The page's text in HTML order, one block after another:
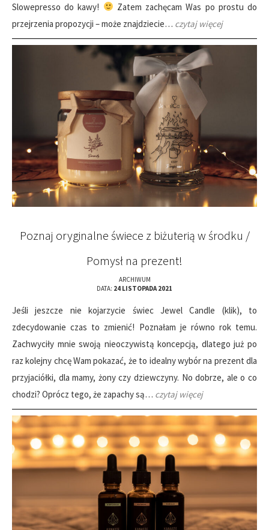
Slowepresso do kawy!
Zatem zachęcam Was po prostu do
przejrzenia propozycji – może znajdziecie… czytaj więcej
Poznaj oryginalne świece z biżuterią w środku /
Pomysł na prezent!
ARCHIWUM
DATA: 24 LISTOPADA 2021
Jeśli jeszcze nie kojarzycie świec Jewel Candle (klik), to
zdecydowanie czas to zmienić! Poznałam je równo rok temu.
Zachwyciły mnie swoją nieoczywistą koncepcją, dlatego już po
raz kolejny chcę Wam pokazać, że to idealny wybór na prezent dla
przyjaciółki, dla mamy, żony czy dziewczyny. No dobrze, ale o co
chodzi? Oprócz tego, że zapachy są… czytaj więcej